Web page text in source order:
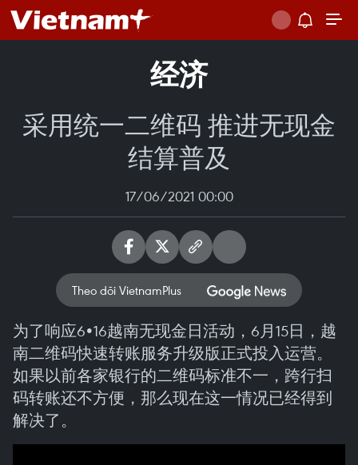
经济
采用统一二维码 推进无现金
结算普及
17/06/2021 00:00
Theo dõi VietnamPlus
为了响应6•16越南无现金日活动，6月15日，越
南二维码快速转账服务升级版正式投入运营。
如果以前各家银行的二维码标准不一，跨行扫
码转账还不方便，那么现在这一情况已经得到
解决了。